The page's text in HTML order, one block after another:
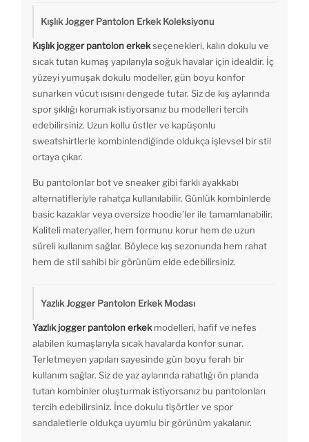
Kışlık Jogger Pantolon Erkek Koleksiyonu
Kışlık jogger pantolon erkekseçenekleri, kalın dokulu ve
sıcak tutan kumaş yapılarıyla soğuk havalar için idealdir. İç
yüzeyi yumuşak dokulu modeller, gün boyu konfor
sunarken vücut ısısını dengede tutar. Siz de kış aylarında
spor şıklığı korumak istiyorsanız bu modelleri tercih
edebilirsiniz. Uzun kollu üstler ve kapüşonlu
sweatshirtlerle kombinlendiğinde oldukça işlevsel bir stil
ortaya çıkar.
Bu pantolonlar bot ve sneaker gibi farklı ayakkabı
alternatifleriyle rahatça kullanılabilir. Günlük kombinlerde
basic kazaklar veya oversize hoodie’ler ile tamamlanabilir.
Kaliteli materyaller, hem formunu korur hem de uzun
süreli kullanım sağlar. Böylece kış sezonunda hem rahat
hem de stil sahibi bir görünüm elde edebilirsiniz.
Yazlık Jogger Pantolon Erkek Modası
Yazlık jogger pantolon erkekmodelleri, hafif ve nefes
alabilen kumaşlarıyla sıcak havalarda konfor sunar.
Terletmeyen yapıları sayesinde gün boyu ferah bir
kullanım sağlar. Siz de yaz aylarında rahatlığı ön planda
tutan kombinler oluşturmak istiyorsanız bu pantolonları
tercih edebilirsiniz. İnce dokulu tişörtler ve spor
sandaletlerle oldukça uyumlu bir görünüm yakalanır.